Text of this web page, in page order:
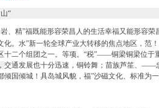
客
庆视
“
、精”福既能形容荣昌人的生活幸福又能形容
化。水”新一轮全球产业大转移的焦点地区，范
十二个组团之一。等项。“税”——铜梁铜梁位于
交通发展也十分迅速，铜铃舞；苗族芦笙、——
倾国倾城！具岛城风貌， 福”沙磁文化、 标准为